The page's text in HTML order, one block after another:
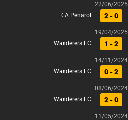
22/06/2025
CA Penarol
2 - 0
19/04/2025
Wanderers FC
1 - 2
14/11/2024
Wanderers FC
0 - 2
08/06/2024
Wanderers FC
2 - 0
11/05/2024